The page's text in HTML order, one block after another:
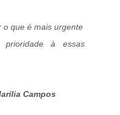
o que é mais urgente
à essas
Campos